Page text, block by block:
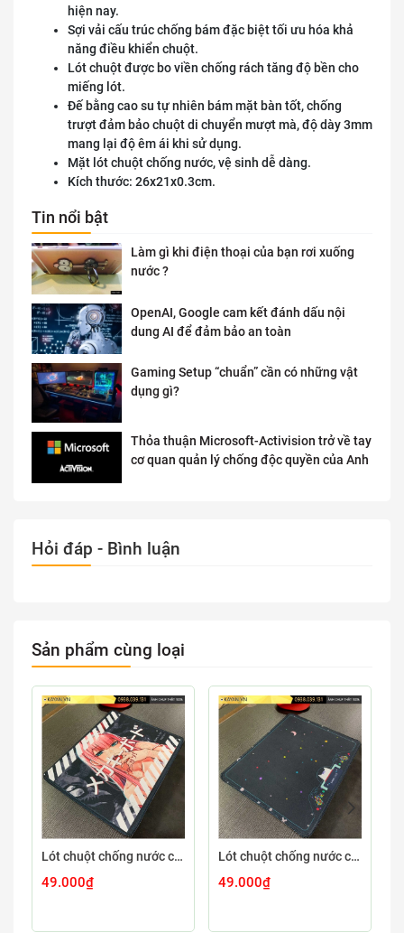
hiện nay.
Sợi vải cấu trúc chống bám đặc biệt tối ưu hóa khả
năng điều khiển chuột.
Lót chuột được bo viền chống rách tăng độ bền cho
miếng lót.
Đế bằng cao su tự nhiên bám mặt bàn tốt, chống
trượt đảm bảo chuột di chuyển mượt mà, độ dày 3mm
mang lại độ êm ái khi sử dụng.
Mặt lót chuột chống nước, vệ sinh dễ dàng.
Kích thước: 26x21x0.3cm.
Tin nổi bật
Làm gì khi điện thoại của bạn rơi xuống
nước ?
OpenAI, Google cam kết đánh dấu nội
dung AI để đảm bảo an toàn
Gaming Setup “chuẩn” cần có những vật
dụng gì?
Thỏa thuận Microsoft-Activision trở về tay
cơ quan quản lý chống độc quyền của Anh
Hỏi đáp - Bình luận
Sản phẩm cùng loại
Lót chuột chống nước cỡ nhỏ 26x21cm dày 3mm S-107-26X21 (ZEROTWO-01)
49.000₫
Lót chuột chống nước cỡ nhỏ 26x21cm dày 3mm S-103-26X21 (GAMECONSO-09)
49.000₫